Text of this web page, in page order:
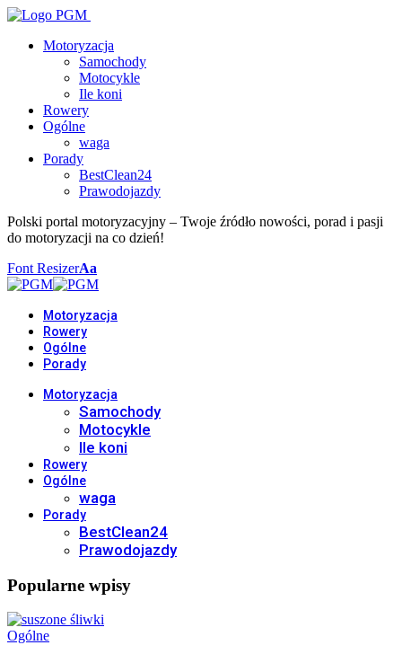
Motoryzacja
Samochody
Motocykle
Ile koni
Rowery
Ogólne
waga
Porady
BestClean24
Prawodojazdy
Polski portal motoryzacyjny – Twoje źródło nowości, porad i pasji
do motoryzacji na co dzień!
Font ResizerAa
Motoryzacja
Rowery
Ogólne
Porady
Motoryzacja
Samochody
Motocykle
Ile koni
Rowery
Ogólne
waga
Porady
BestClean24
Prawodojazdy
Popularne wpisy
Ogólne